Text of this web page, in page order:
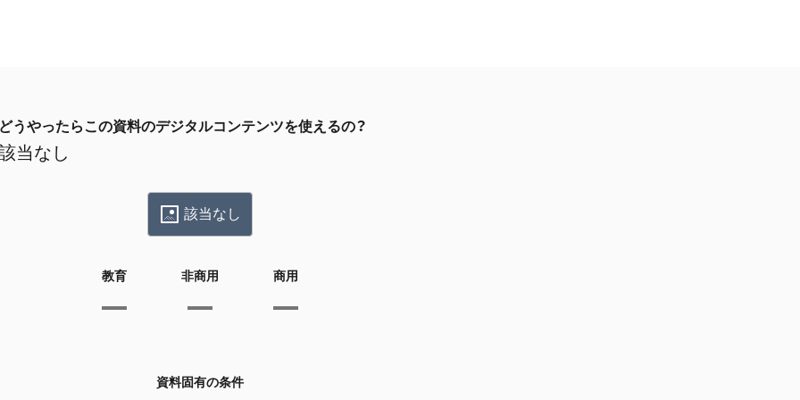
どうやったらこの資料のデジタルコンテンツを使えるの？
当なし
該当なし
教育 非商用 商用
資料固有の条件